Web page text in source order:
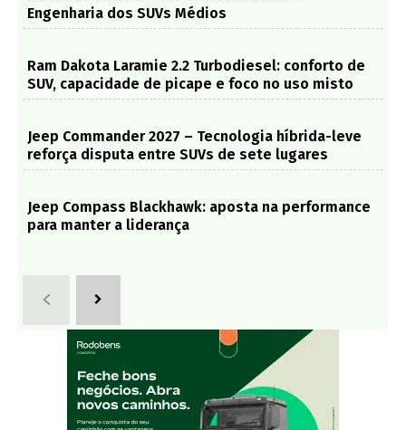
Engenharia dos SUVs Médios
Ram Dakota Laramie 2.2 Turbodiesel: conforto de
SUV, capacidade de picape e foco no uso misto
Jeep Commander 2027 – Tecnologia híbrida-leve
reforça disputa entre SUVs de sete lugares
Jeep Compass Blackhawk: aposta na performance
para manter a liderança